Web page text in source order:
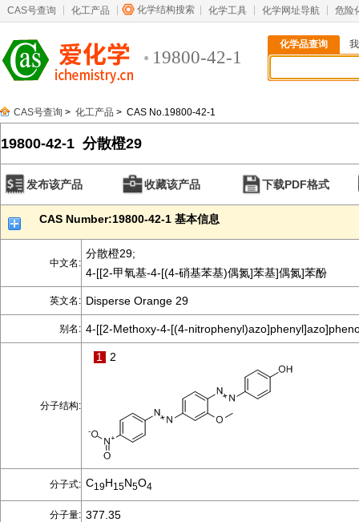
CAS号查询 化工产品 化学结构搜索 化学工具 化学网址导航 危险
19800-42-1
化学品查询
CAS号查询 > 化工产品 > CAS No.19800-42-1
19800-42-1 分散橙29
发布该产品 收藏该产品 下载PDF格式
CAS Number:19800-42-1 基本信息
中文名:
分散橙29;
4-[[2-甲氧基-4-[(4-硝基苯基)偶氮]苯基]偶氮]苯酚
英文名: Disperse Orange 29
别名: 4-[[2-Methoxy-4-[(4-
分子结构:
1 2
分子式: C19H15N5O4
分子量: 377.35